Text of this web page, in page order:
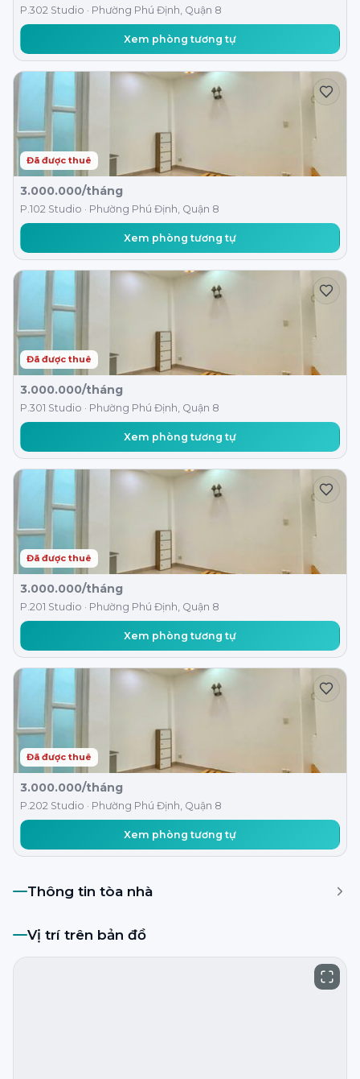
P.302 Studio · Phường Phú Định, Quận 8
Xem phòng tương tự
Đã được thuê
3.000.000/tháng
P.102 Studio · Phường Phú Định, Quận 8
Xem phòng tương tự
Đã được thuê
3.000.000/tháng
P.301 Studio · Phường Phú Định, Quận 8
Xem phòng tương tự
Đã được thuê
3.000.000/tháng
P.201 Studio · Phường Phú Định, Quận 8
Xem phòng tương tự
Đã được thuê
3.000.000/tháng
P.202 Studio · Phường Phú Định, Quận 8
Xem phòng tương tự
Thông tin tòa nhà
Vị trí trên bản đồ